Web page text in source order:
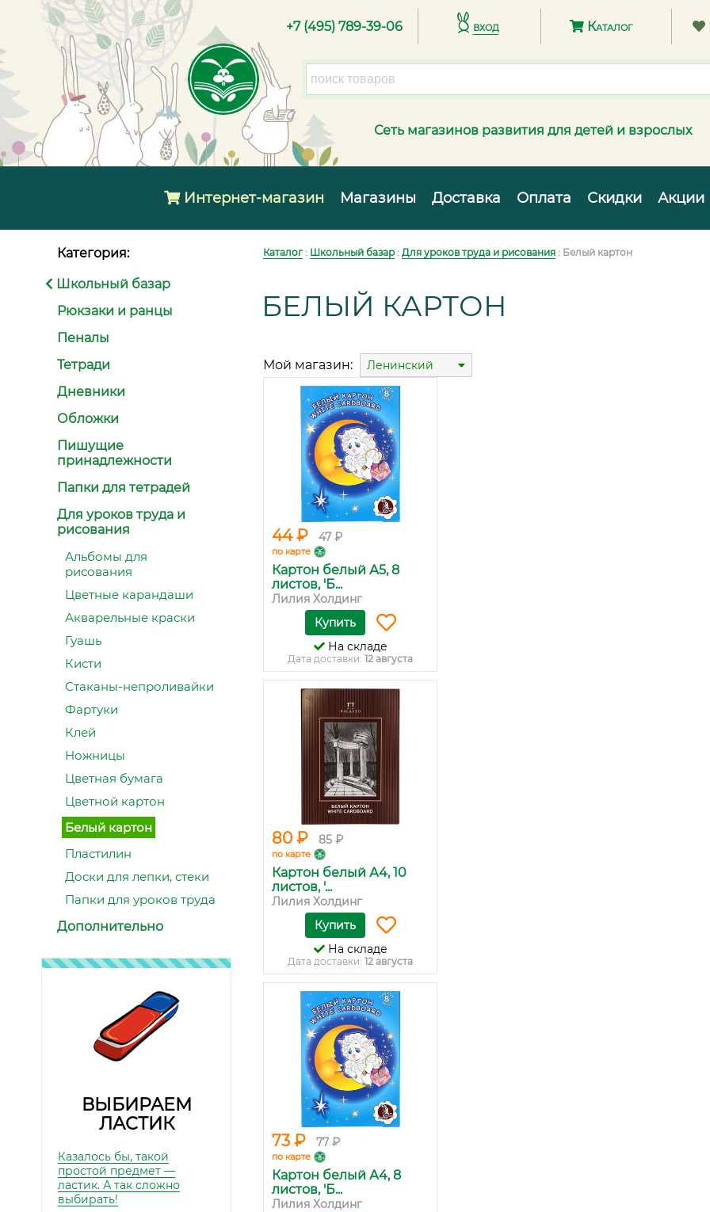
+7 (495) 789-39-06 вход Каталог
Сеть магазинов развития для детей и взрослых
Интернет-магазин Магазины Доставка Оплата Скидки Акции
Категория:
Школьный базар
Рюкзаки и ранцы
Пеналы
Тетради
Дневники
Обложки
Пишущие
принадлежности
Папки для тетрадей
Для уроков труда и
рисования
Альбомы для
рисования
Цветные карандаши
Акварельные краски
Гуашь
Кисти
Стаканы-непроливайки
Фартуки
Клей
Ножницы
Цветная бумага
Цветной картон
Белый картон
Пластилин
Доски для лепки, стеки
Папки для уроков труда
Дополнительно
ВЫБИРАЕМ
ЛАСТИК
Казалось бы, такой
простой предмет —
ластик. А так сложно
выбирать!
Каталог: Школьный базар : Для уроков труда и рисования : Белый картон
БЕЛЫЙ КАРТОН
Мой магазин: Ленинский
44 ₽ 47 ₽
по карте
Картон белый А5, 8
листов, 'Б...
Лилия Холдинг
Купить
На складе
Дата доставки: 12 августа
80 ₽ 85 ₽
по карте
Картон белый А4, 10
листов, '...
Лилия Холдинг
Купить
На складе
Дата доставки: 12 августа
73 ₽ 77 ₽
по карте
Картон белый А4, 8
листов, 'Б...
Лилия Холдинг